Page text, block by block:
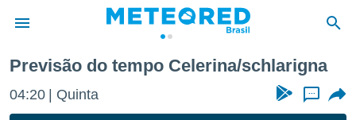
da
Previsão do tempo Celerina/schlarigna
04:20 Quinta ...